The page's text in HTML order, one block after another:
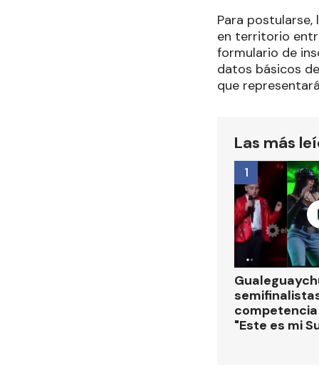
Para
en territorio
formulario de
datos básicos
que
Las más
"Este es mi
1